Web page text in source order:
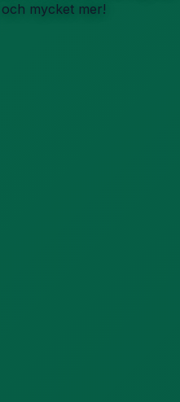
mycket mer!